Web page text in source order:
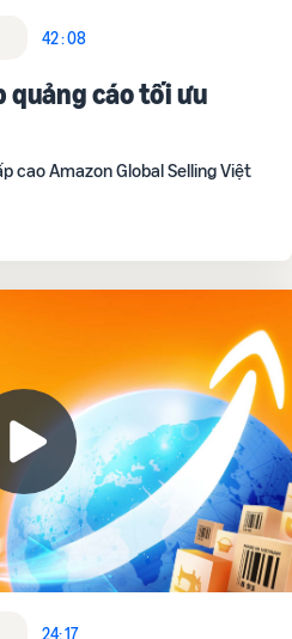
42 : 08
quảng cáo tối ưu
cao Amazon Global Selling Việt
24: 17